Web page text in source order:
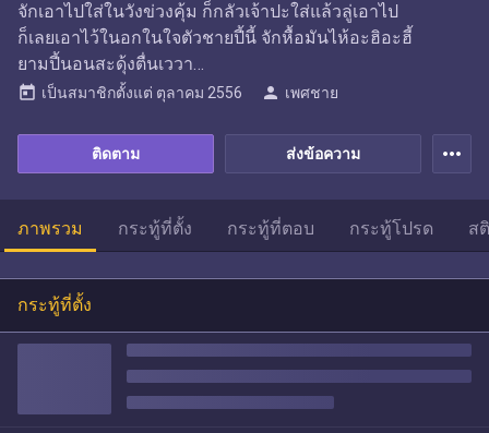
ส่งข้อความ
ติดตาม
จักเอาไปใส่ในวังข่วงคุ้ม ก็กลัวเจ้าปะใส่แล้วลู่เอาไป
ก็เลยเอาไว้ในอกในใจตัวชายปี้นี้ จักหื้อมันไห้อะฮิอะฮี้
ยามปี้นอนสะดุ้งตื่นเววา…
today เป็นสมาชิกตั้งแต่ ตุลาคม 2556 person เพศชาย
more_horiz
ภาพรวม กระทู้ที่ตั้ง กระทู้ที่ตอบ กระทู้โปรด ส
กระทู้ที่ตั้ง